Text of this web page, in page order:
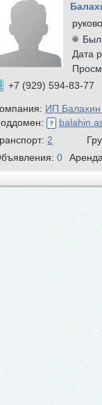
Был
Дата
+7 (929) 594-83-77
ИП
2
0